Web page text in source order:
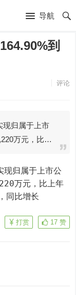
导航
到
评论
现归属于上市
万元，比…
万元，比上年
同比增长
17 赞
打赏